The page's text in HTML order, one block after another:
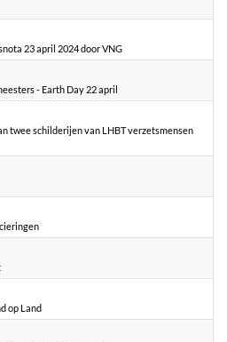
23 april 2024 door VNG
- Earth Day 22 april
twee schilderijen van LHBT verzetsmensen
op Land